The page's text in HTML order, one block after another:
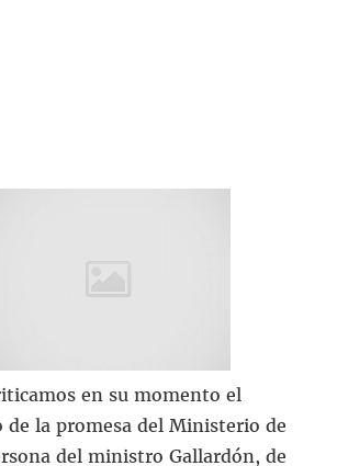
en su momento el
la promesa del Ministerio de
del ministro Gallardón, de